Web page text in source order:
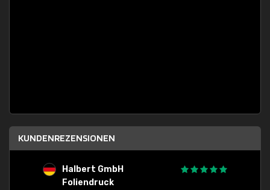
KUNDENREZENSIONEN
Halbert GmbH
Foliendruck